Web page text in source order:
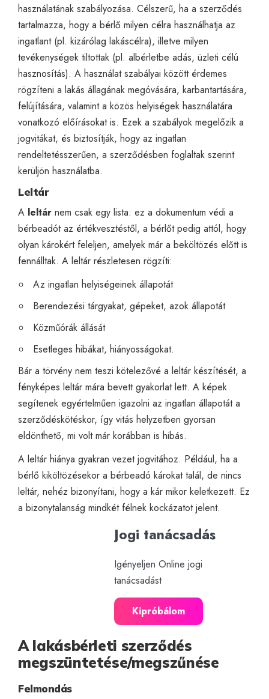
használatának szabályozása. Célszerű, ha a szerződés
tartalmazza, hogy a bérlő milyen célra használhatja az
ingatlant (pl. kizárólag lakáscélra), illetve milyen
tevékenységek tiltottak (pl. albérletbe adás, üzleti célú
hasznosítás). A használat szabályai között érdemes
rögzíteni a lakás állagának megóvására, karbantartására,
felújítására, valamint a közös helyiségek használatára
vonatkozó előírásokat is. Ezek a szabályok megelőzik a
jogvitákat, és biztosítják, hogy az ingatlan
rendeltetésszerűen, a szerződésben foglaltak szerint
kerüljön használatba.
Leltár
A leltár nem csak egy lista: ez a dokumentum védi a
bérbeadót az értékvesztéstől, a bérlőt pedig attól, hogy
olyan károkért feleljen, amelyek már a beköltözés előtt is
fennálltak. A leltár részletesen rögzíti:
Az ingatlan helyiségeinek állapotát
Berendezési tárgyakat, gépeket, azok állapotát
Közműórák állását
Esetleges hibákat, hiányosságokat.
Bár a törvény nem teszi kötelezővé a leltár készítését, a
fényképes leltár mára bevett gyakorlat lett. A képek
segítenek egyértelműen igazolni az ingatlan állapotát a
szerződéskötéskor, így vitás helyzetben gyorsan
eldönthető, mi volt már korábban is hibás.
A leltár hiánya gyakran vezet jogvitához. Például, ha a
bérlő kiköltözésekor a bérbeadó károkat talál, de nincs
leltár, nehéz bizonyítani, hogy a kár mikor keletkezett. Ez
a bizonytalanság mindkét félnek kockázatot jelent.
Jogi tanácsadás
Igényeljen Online jogi
tanácsadást
Kipróbálom
A lakásbérleti szerződés
megszüntetése/megszűnése
Felmondás